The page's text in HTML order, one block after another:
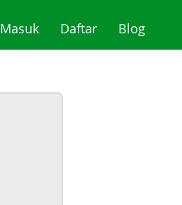
Masuk(current)
Daftar(current)
Blog